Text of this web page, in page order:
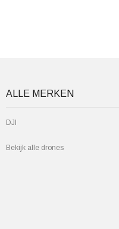
ALLE MERKEN
DJI
Bekijk alle drones